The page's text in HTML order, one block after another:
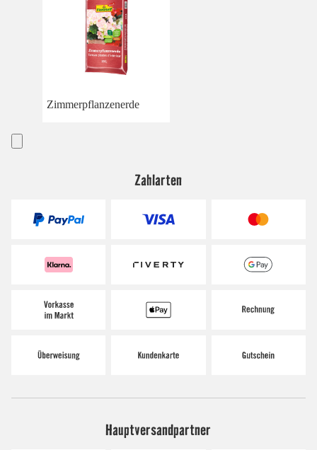
Zimmerpflanzenerde
Zahlarten
Hauptversandpartner